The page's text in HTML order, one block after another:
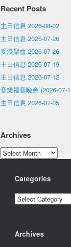
Recent Posts
主日信息 2026-08-02
主日信息 2026-07-26
受浸聚會 2026-07-26
主日信息 2026-07-19
主日信息 2026-07-12
音樂福音晚會 (2026-07-
主日信息 2026-07-05
Archives
Archives
Categories
Categories
Archives